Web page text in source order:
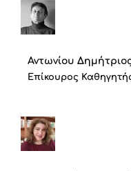
Αντωνίου
Επίκουρος